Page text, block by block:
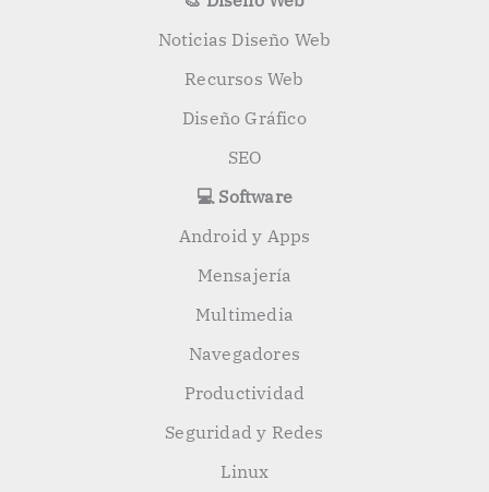
Noticias Diseño Web
Recursos Web
Diseño Gráfico
SEO
💻 Software
Android y Apps
Mensajería
Multimedia
Navegadores
Productividad
Seguridad y Redes
Linux